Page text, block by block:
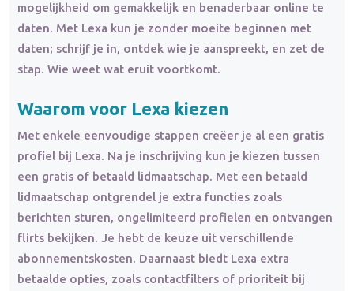
mogelijkheid om gemakkelijk en benaderbaar online te
daten. Met Lexa kun je zonder moeite beginnen met
daten; schrijf je in, ontdek wie je aanspreekt, en zet de
stap. Wie weet wat eruit voortkomt.
Waarom voor Lexa kiezen
Met enkele eenvoudige stappen creëer je al een gratis
profiel bij Lexa. Na je inschrijving kun je kiezen tussen
een gratis of betaald lidmaatschap. Met een betaald
lidmaatschap ontgrendel je extra functies zoals
berichten sturen, ongelimiteerd profielen en ontvangen
flirts bekijken. Je hebt de keuze uit verschillende
abonnementskosten. Daarnaast biedt Lexa extra
betaalde opties, zoals contactfilters of prioriteit bij